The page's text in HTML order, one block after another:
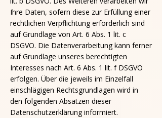
Ihre Daten, sofern diese zur Erfüllung einer
rechtlichen Verpflichtung erforderlich sind
auf Grundlage von Art. 6 Abs. 1 lit. c
DSGVO. Die Datenverarbeitung kann ferner
auf Grundlage unseres berechtigten
Interesses nach Art. 6 Abs. 1 lit. f DSGVO
erfolgen. Über die jeweils im Einzelfall
einschlägigen Rechtsgrundlagen wird in
den folgenden Absätzen dieser
Datenschutzerklärung informiert.